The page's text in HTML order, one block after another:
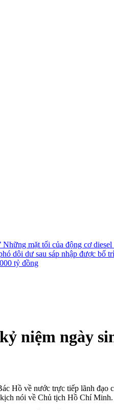
Những mặt tối của động cơ
dôi dư sau sáp nhập được bố
tỷ đồng
niệm ngày
Hồ về nước trực tiếp lãnh đạo
nói về Chủ tịch Hồ Chí Minh.